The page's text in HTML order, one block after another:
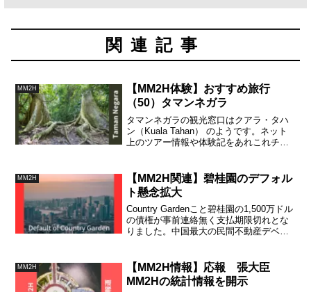
関連記事
MM2H
【MM2H体験】おすすめ旅行
（50）タマンネガラ
タマンネガラの観光窓口はクアラ・タハ
ン（Kuala Tahan） のようです。ネット
上のツアー情報や体験記をあれこれチェ
す。水上レストランやキャンプ場があり
ます。山登りは登山家レベルの難易度で
す。
MM2H
【MM2H関連】碧桂園のデフォル
ト懸念拡大
Country Gardenこと碧桂園の1,500万ドル
の債権が事前連絡無く支払期限切れとな
りました。中国最大の民間不動産デベロ
ロジェクトの行方が気になります。
MM2H
【MM2H情報】応報 張大臣
MM2Hの統計情報を開示